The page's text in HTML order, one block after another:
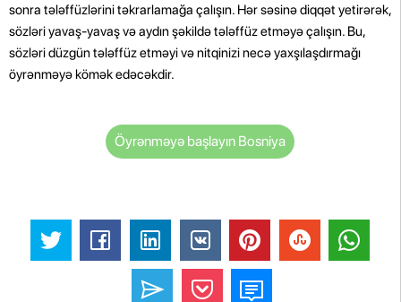
sonra tələffüzlərini təkrarlamağa çalışın. Hər səsinə diqqət yetirərək,
sözləri yavaş-yavaş və aydın şəkildə tələffüz etməyə çalışın. Bu,
sözləri düzgün tələffüz etməyi və nitqinizi necə yaxşılaşdırmağı
öyrənməyə kömək edəcəkdir.
Öyrənməyə başlayın Bosniya